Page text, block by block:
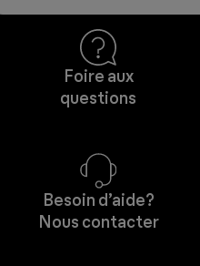
Foire aux
questions
Besoin d’aide?
Nous contacter